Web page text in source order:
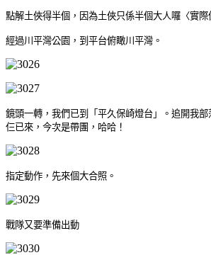
點解土俠得半個，因為土俠只係半個大人囉〈實際
經過川平灣公園，到平台俯瞰川平灣。
鏡頭一轉，我們已到「平久保崎燈台」。追開我
仨已來，今次是帶團，哈哈！
指定動作，先來個大合照。
戰隊又要準備出動